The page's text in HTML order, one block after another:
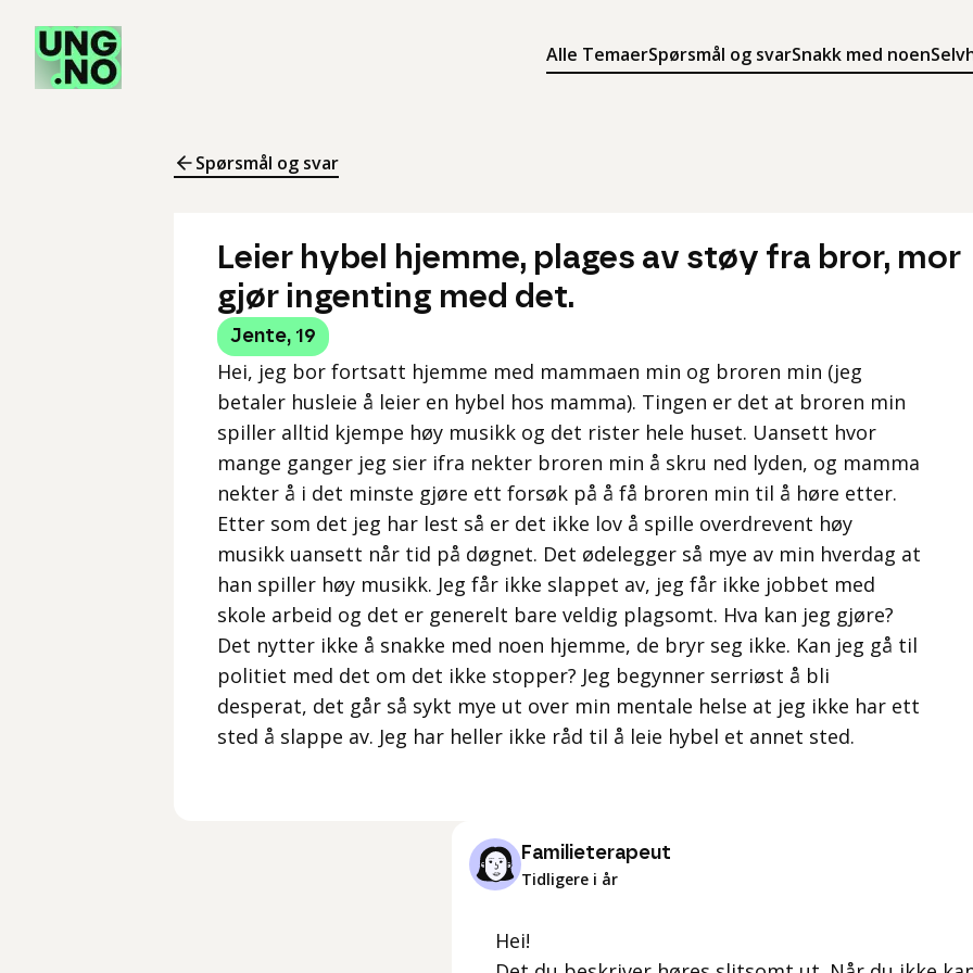
Alle TemaerSpørsmål og svarSnakk med noen
Søk
Meny
Spørsmål og svar
Leier hybel hjemme, plages av støy fra bror, mor
gjør ingenting med det.
Jente, 19
Hei, jeg bor fortsatt hjemme med mammaen min og broren min (jeg
betaler husleie å leier en hybel hos mamma). Tingen er det at broren min
spiller alltid kjempe høy musikk og det rister hele huset. Uansett hvor
mange ganger jeg sier ifra nekter broren min å skru ned lyden, og mamma
nekter å i det minste gjøre ett forsøk på å få broren min til å høre etter.
Etter som det jeg har lest så er det ikke lov å spille overdrevent høy
musikk uansett når tid på døgnet. Det ødelegger så mye av min hverdag at
han spiller høy musikk. Jeg får ikke slappet av, jeg får ikke jobbet med
skole arbeid og det er generelt bare veldig plagsomt. Hva kan jeg gjøre?
Det nytter ikke å snakke med noen hjemme, de bryr seg ikke. Kan jeg gå til
politiet med det om det ikke stopper? Jeg begynner serriøst å bli
desperat, det går så sykt mye ut over min mentale helse at jeg ikke har ett
sted å slappe av. Jeg har heller ikke råd til å leie hybel et annet sted.
Familieterapeut
Tidligere i år
Hei!